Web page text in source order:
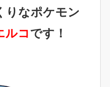
りなポケモン
ルコです！